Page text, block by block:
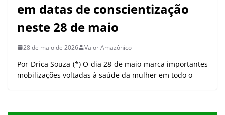
em datas de conscientização
neste 28 de maio
28 de maio de 2026 Valor Amazônico
Por Drica Souza (*) O dia 28 de maio marca importantes
mobilizações voltadas à saúde da mulher em todo o